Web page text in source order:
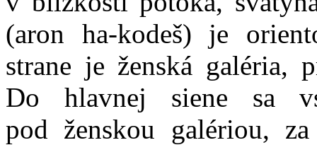
(aron ha-kodeš) je
strane je ženská galéria,
Do hlavnej siene sa
pod ženskou galériou,